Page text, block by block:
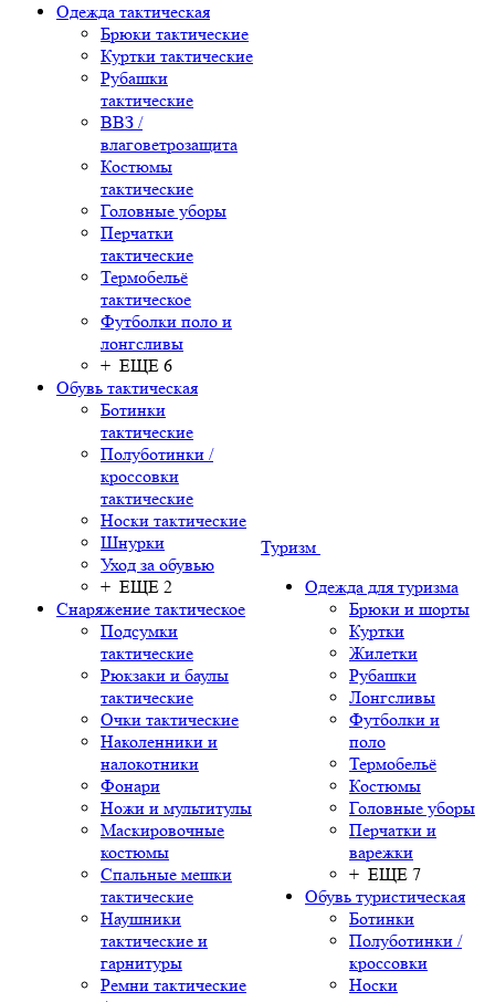
Одежда тактическая
Брюки тактические
Куртки тактические
Рубашки
тактические
ВВЗ /
влаговетрозащита
Костюмы
тактические
Головные уборы
Перчатки
тактические
Термобельё
тактическое
Футболки поло и
лонгсливы
+ ЕЩЕ 6
Обувь тактическая
Ботинки
тактические
Полуботинки /
кроссовки
тактические
Носки тактические
Шнурки
Уход за обувью
+ ЕЩЕ 2
Снаряжение тактическое
Подсумки
тактические
Рюкзаки и баулы
тактические
Очки тактические
Наколенники и
налокотники
Фонари
Ножи и мультитулы
Маскировочные
костюмы
Спальные мешки
тактические
Наушники
тактические и
гарнитуры
Ремни тактические
Туризм
Одежда для туризма
Брюки и шорты
Куртки
Жилетки
Рубашки
Лонгсливы
Футболки и
поло
Термобельё
Костюмы
Головные уборы
Перчатки и
варежки
+ ЕЩЕ 7
Обувь туристическая
Ботинки
Полуботинки /
кроссовки
Носки